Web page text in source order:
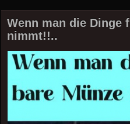
Wenn man die Dinge
nimmt!!..